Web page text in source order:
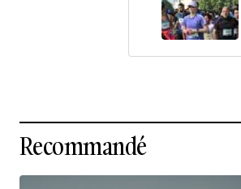
Recommandé